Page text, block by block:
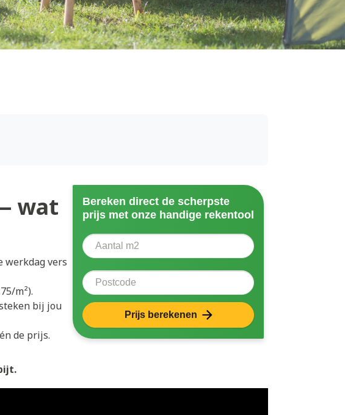
wat
werkdag vers
m²).
bij jou
de prijs.
Bereken direct de scherpste
prijs met onze handige rekentool
Aantal vierkante meter
Postcode
Prijs berekenen